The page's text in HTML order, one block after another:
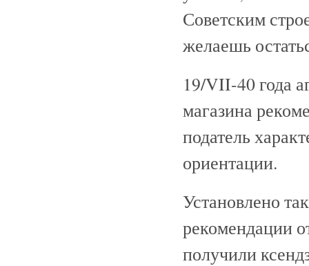
Советским
желаешь
19/VII-40 года
магазина
податель
ориентации.
Установлено
рекомендации
получили